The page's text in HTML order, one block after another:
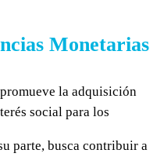
Monetarias
la adquisición
social para los
parte, busca contribuir a